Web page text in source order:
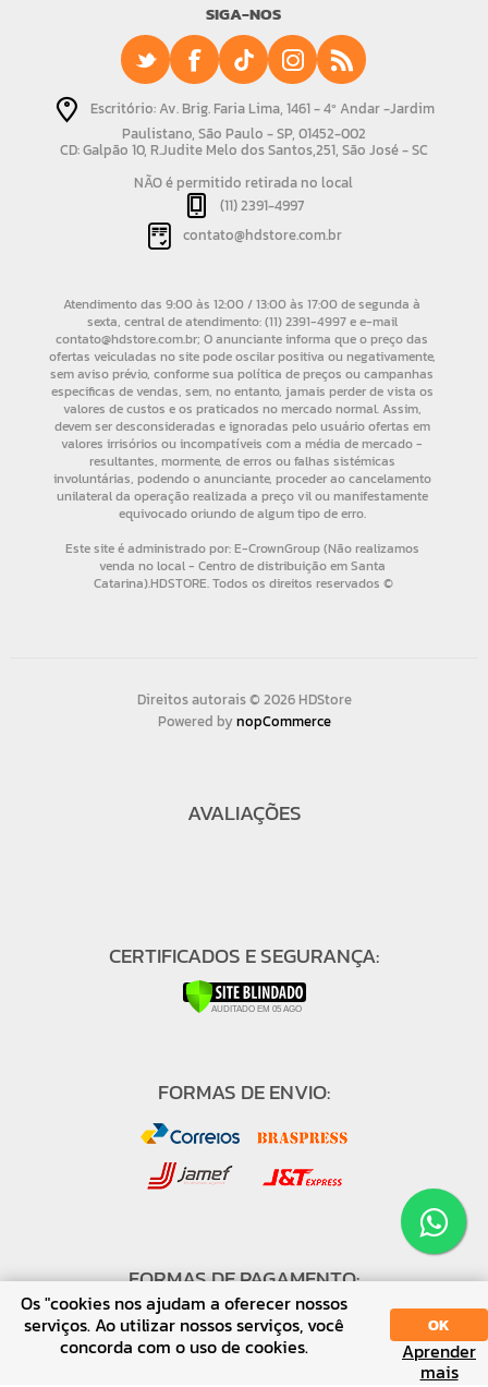
SIGA-NOS
Escritório: Av. Brig. Faria Lima, 1461 - 4º Andar -Jardim
Paulistano, São Paulo - SP, 01452-002
CD: Galpão 10, R.Judite Melo dos Santos,251, São José - SC
NÃO é permitido retirada no local
(11) 2391-4997
contato@hdstore.com.br
Direitos autorais © 2026 HDStore
Powered bynopCommerce
AVALIAÇÕES
CERTIFICADOS E SEGURANÇA:
FORMAS DE ENVIO:
FORMAS DE PAGAMENTO:
Os "cookies nos ajudam a oferecer nossos
serviços. Ao utilizar nossos serviços, você
concorda com o uso de cookies.
OK
Aprender
mais